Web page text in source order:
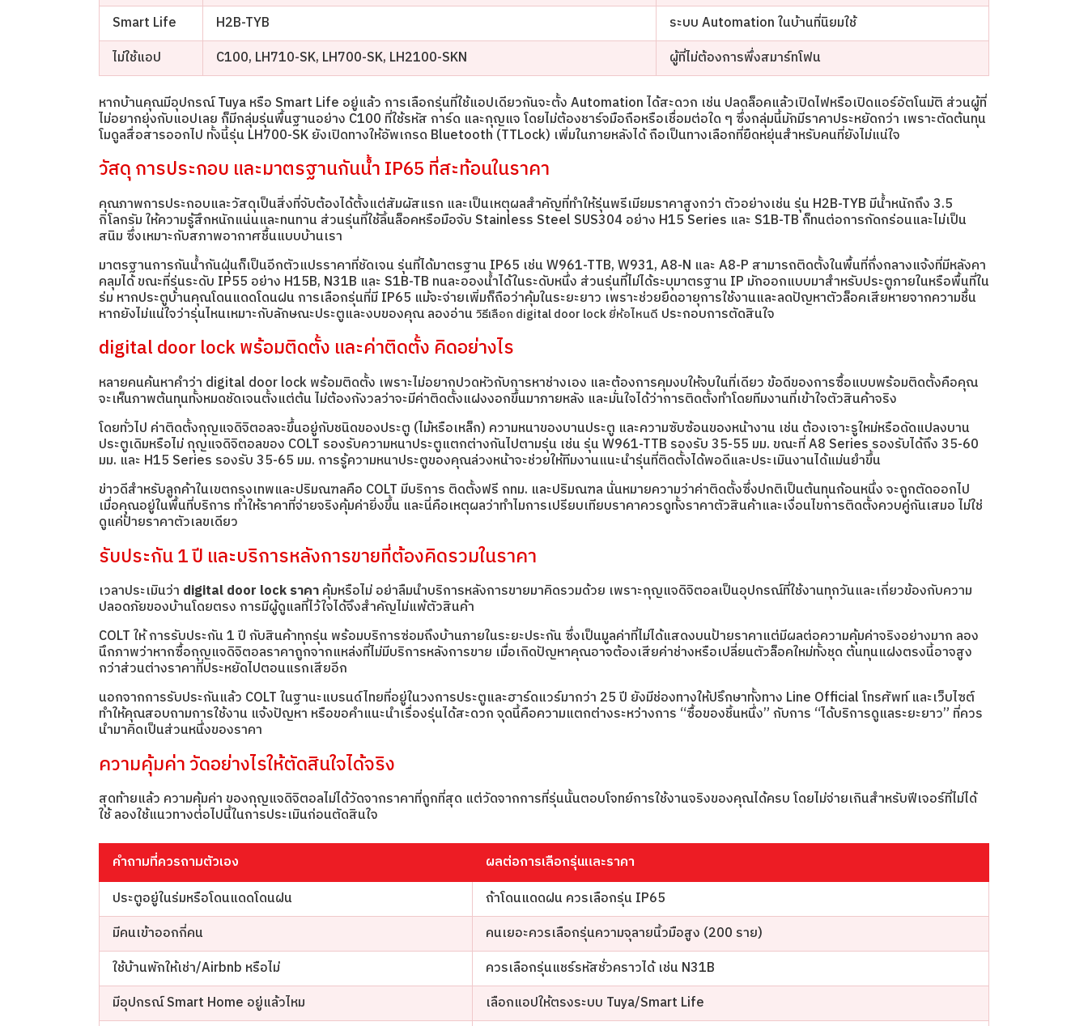
Smart Life
H2B-TYB
ระบบ Automation ในบ้านที่นิยมใช้
ไม่ใช้แอป
C100, LH710-SK, LH700-SK, LH2100-SKN ผู้ที่ไม่ต้องการพึ่งสมาร์ทโฟน
หากบ้านคุณมีอุปกรณ์ Tuya หรือ Smart Life อยู่แล้ว การเลือกรุ่นที่ใช้แอปเดียวกันจะตั้ง Automation ได้สะดวก เช่น ปลดล็อคแล้วเปิดไฟหรือเปิดแอร์อัตโนมัติ ส่วนผู้ที่
ไม่อยากยุ่งกับแอปเลย ก็มีกลุ่มรุ่นพื้นฐานอย่าง C100 ที่ใช้รหัส การ์ด และกุญแจ โดยไม่ต้องชาร์จมือถือหรือเชื่อมต่อใด ๆ ซึ่งกลุ่มนี้มักมีราคาประหยัดกว่า เพราะตัดต้นทุน
โมดูลสื่อสารออกไป ทั้งนี้รุ่น LH700-SK ยังเปิดทางให้อัพเกรด Bluetooth (TTLock) เพิ่มในภายหลังได้ ถือเป็นทางเลือกที่ยืดหยุ่นสำหรับคนที่ยังไม่แน่ใจ
วัสดุ การประกอบ และมาตรฐานกันน้ำ IP65 ที่สะท้อนในราคา
คุณภาพการประกอบและวัสดุเป็นสิ่งที่จับต้องได้ตั้งแต่สัมผัสแรก และเป็นเหตุผลสำคัญที่ทำให้รุ่นพรีเมียมราคาสูงกว่า ตัวอย่างเช่น รุ่น H2B-TYB มีน้ำหนักถึง 3.5
กิโลกรัม ให้ความรู้สึกหนักแน่นและทนทาน ส่วนรุ่นที่ใช้ลิ้นล็อคหรือมือจับ Stainless Steel SUS304 อย่าง H15 Series และ S1B-TB ก็ทนต่อการกัดกร่อนและไม่เป็น
สนิม ซึ่งเหมาะกับสภาพอากาศชื้นแบบบ้านเรา
มาตรฐานการกันน้ำกันฝุ่นก็เป็นอีกตัวแปรราคาที่ชัดเจน รุ่นที่ได้มาตรฐาน IP65 เช่น W961-TTB, W931, A8-N และ A8-P สามารถติดตั้งในพื้นที่กึ่งกลางแจ้งที่มีหลังคา
คลุมได้ ขณะที่รุ่นระดับ IP55 อย่าง H15B, N31B และ S1B-TB ทนละอองน้ำได้ในระดับหนึ่ง ส่วนรุ่นที่ไม่ได้ระบุมาตรฐาน IP มักออกแบบมาสำหรับประตูภายในหรือพื้นที่ใน
ร่ม หากประตูบ้านคุณโดนแดดโดนฝน การเลือกรุ่นที่มี IP65 แม้จะจ่ายเพิ่มก็ถือว่าคุ้มในระยะยาว เพราะช่วยยืดอายุการใช้งานและลดปัญหาตัวล็อคเสียหายจากความชื้น
หากยังไม่แน่ใจว่ารุ่นไหนเหมาะกับลักษณะประตูและงบของคุณ ลองอ่าน วิธีเลือก digital door lock ยี่ห้อไหนดี ประกอบการตัดสินใจ
digital door lock พร้อมติดตั้ง และค่าติดตั้ง คิดอย่างไร
หลายคนค้นหาคำว่า digital door lock พร้อมติดตั้ง เพราะไม่อยากปวดหัวกับการหาช่างเอง และต้องการคุมงบให้จบในที่เดียว ข้อดีของการซื้อแบบพร้อมติดตั้งคือคุณ
จะเห็นภาพต้นทุนทั้งหมดชัดเจนตั้งแต่ต้น ไม่ต้องกังวลว่าจะมีค่าติดตั้งแฝงงอกขึ้นมาภายหลัง และมั่นใจได้ว่าการติดตั้งทำโดยทีมงานที่เข้าใจตัวสินค้าจริง
โดยทั่วไป ค่าติดตั้งกุญแจดิจิตอลจะขึ้นอยู่กับชนิดของประตู (ไม้หรือเหล็ก) ความหนาของบานประตู และความซับซ้อนของหน้างาน เช่น ต้องเจาะรูใหม่หรือดัดแปลงบาน
ประตูเดิมหรือไม่ กุญแจดิจิตอลของ COLT รองรับความหนาประตูแตกต่างกันไปตามรุ่น เช่น รุ่น W961-TTB รองรับ 35-55 มม. ขณะที่ A8 Series รองรับได้ถึง 35-60
มม. และ H15 Series รองรับ 35-65 มม. การรู้ความหนาประตูของคุณล่วงหน้าจะช่วยให้ทีมงานแนะนำรุ่นที่ติดตั้งได้พอดีและประเมินงานได้แม่นยำขึ้น
ข่าวดีสำหรับลูกค้าในเขตกรุงเทพและปริมณฑลคือ COLT มีบริการ ติดตั้งฟรี กทม. และปริมณฑล นั่นหมายความว่าค่าติดตั้งซึ่งปกติเป็นต้นทุนก้อนหนึ่ง จะถูกตัดออกไป
เมื่อคุณอยู่ในพื้นที่บริการ ทำให้ราคาที่จ่ายจริงคุ้มค่ายิ่งขึ้น และนี่คือเหตุผลว่าทำไมการเปรียบเทียบราคาควรดูทั้งราคาตัวสินค้าและเงื่อนไขการติดตั้งควบคู่กันเสมอ ไม่ใช่
ดูแค่ป้ายราคาตัวเลขเดียว
รับประกัน 1 ปี และบริการหลังการขายที่ต้องคิดรวมในราคา
เวลาประเมินว่า digital door lock ราคาคุ้มหรือไม่ อย่าลืมนำบริการหลังการขายมาคิดรวมด้วย เพราะกุญแจดิจิตอลเป็นอุปกรณ์ที่ใช้งานทุกวันและเกี่ยวข้องกับความ
ปลอดภัยของบ้านโดยตรง การมีผู้ดูแลที่ไว้ใจได้จึงสำคัญไม่แพ้ตัวสินค้า
COLT ให้ การรับประกัน 1 ปี กับสินค้าทุกรุ่น พร้อมบริการซ่อมถึงบ้านภายในระยะประกัน ซึ่งเป็นมูลค่าที่ไม่ได้แสดงบนป้ายราคาแต่มีผลต่อความคุ้มค่าจริงอย่างมาก ลอง
นึกภาพว่าหากซื้อกุญแจดิจิตอลราคาถูกจากแหล่งที่ไม่มีบริการหลังการขาย เมื่อเกิดปัญหาคุณอาจต้องเสียค่าช่างหรือเปลี่ยนตัวล็อคใหม่ทั้งชุด ต้นทุนแฝงตรงนี้อาจสูง
กว่าส่วนต่างราคาที่ประหยัดไปตอนแรกเสียอีก
นอกจากการรับประกันแล้ว COLT ในฐานะแบรนด์ไทยที่อยู่ในวงการประตูและฮาร์ดแวร์มากว่า 25 ปี ยังมีช่องทางให้ปรึกษาทั้งทาง Line Official โทรศัพท์ และเว็บไซต์
ทำให้คุณสอบถามการใช้งาน แจ้งปัญหา หรือขอคำแนะนำเรื่องรุ่นได้สะดวก จุดนี้คือความแตกต่างระหว่างการ “ซื้อของชิ้นหนึ่ง” กับการ “ได้บริการดูแลระยะยาว” ที่ควร
นำมาคิดเป็นส่วนหนึ่งของราคา
ความคุ้มค่า วัดอย่างไรให้ตัดสินใจได้จริง
สุดท้ายแล้ว ความคุ้มค่า ของกุญแจดิจิตอลไม่ได้วัดจากราคาที่ถูกที่สุด แต่วัดจากการที่รุ่นนั้นตอบโจทย์การใช้งานจริงของคุณได้ครบ โดยไม่จ่ายเกินสำหรับฟีเจอร์ที่ไม่ได้
ใช้ ลองใช้แนวทางต่อไปนี้ในการประเมินก่อนตัดสินใจ
คำถามที่ควรถามตัวเอง
ผลต่อการเลือกรุ่นและราคา
ประตูอยู่ในร่มหรือโดนแดดโดนฝน
ถ้าโดนแดดฝน ควรเลือกรุ่น IP65
มีคนเข้าออกกี่คน
คนเยอะควรเลือกรุ่นความจุลายนิ้วมือสูง (200 ราย)
ใช้บ้านพักให้เช่า/Airbnb หรือไม่
ควรเลือกรุ่นแชร์รหัสชั่วคราวได้ เช่น N31B
มีอุปกรณ์ Smart Home อยู่แล้วไหม
เลือกแอปให้ตรงระบบ Tuya/Smart Life